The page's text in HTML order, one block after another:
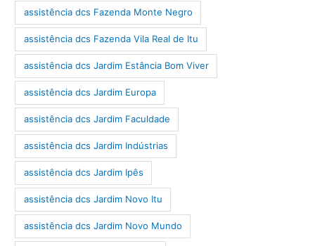
assistência dcs Fazenda Monte Negro
assistência dcs Fazenda Vila Real de Itu
assistência dcs Jardim Estância Bom Viver
assistência dcs Jardim Europa
assistência dcs Jardim Faculdade
assistência dcs Jardim Indústrias
assistência dcs Jardim Ipês
assistência dcs Jardim Novo Itu
assistência dcs Jardim Novo Mundo